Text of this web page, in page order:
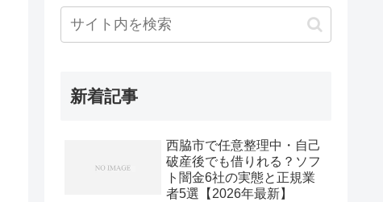
新着記事
西脇市で任意整理中・自己
破産後でも借りれる？ソフ
ト闇金6社の実態と正規業
者5選【2026年最新】